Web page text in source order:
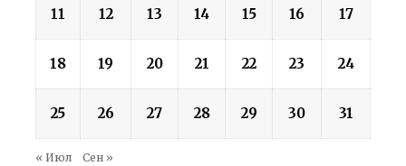
11 12 13 14 15 16 17
18 19 20 21 22 23 24
25 26 27 28 29 30 31
« Июл Сен »